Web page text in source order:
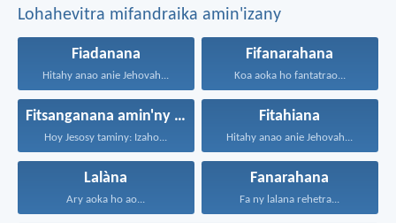
Lohahevitra mifandraika amin'izany
Fiadanana
Hitahy anao anie Jehovah...
Fifanarahana
Koa aoka ho fantatrao...
Fitsanganana amin'ny maty
Hoy Jesosy taminy: Izaho...
Fitahiana
Hitahy anao anie Jehovah...
Lalàna
Ary aoka ho ao...
Fanarahana
Fa ny lalana rehetra...